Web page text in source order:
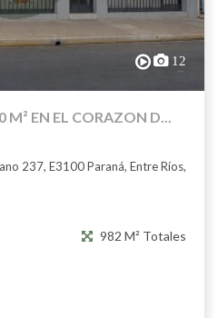
12
M² EN EL CORAZON D...
237, E3100 Paraná, Entre Ríos,
982 M² Totales